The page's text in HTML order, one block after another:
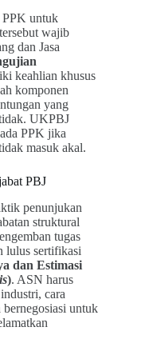
PPK untuk
wajib
dan Jasa
keahlian khusus
komponen
yang
UKPBJ
PPK jika
masuk akal.
PBJ
penunjukan
struktural
tugas
lulus sertifikasi
dan Estimasi
). ASN harus
cara
bernegosiasi untuk